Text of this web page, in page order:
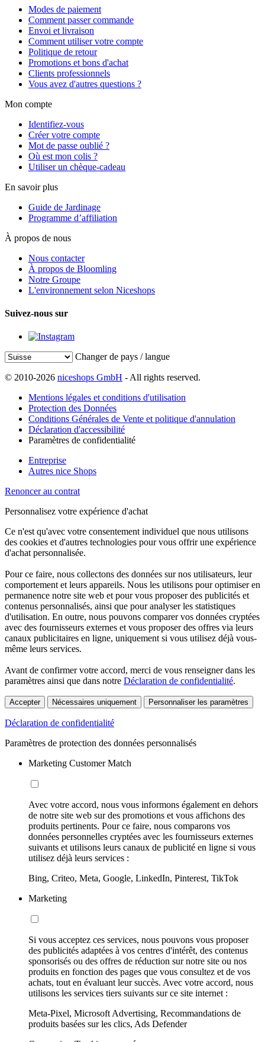
Modes de paiement
Comment passer commande
Envoi et livraison
Comment utiliser votre compte
Politique de retour
Promotions et bons d'achat
Clients professionnels
Vous avez d'autres questions ?
Mon compte
Identifiez-vous
Créer votre compte
Mot de passe oublié ?
Où est mon colis ?
Utiliser un chèque-cadeau
En savoir plus
Guide de Jardinage
Programme d’affiliation
À propos de nous
Nous contacter
À propos de Bloomling
Notre Groupe
L'environnement selon Niceshops
Suivez-nous sur
Changer de pays / langue
© 2010-2026 niceshops GmbH - All rights reserved.
Mentions légales et conditions d'utilisation
Protection des Données
Conditions Générales de Vente et politique d'annulation
Déclaration d'accessibilité
Paramètres de confidentialité
Entreprise
Autres nice Shops
Renoncer au contrat
Personnalisez votre expérience d'achat
Ce n'est qu'avec votre consentement individuel que nous utilisons
des cookies et d'autres technologies pour vous offrir une expérience
d'achat personnalisée.
Pour ce faire, nous collectons des données sur nos utilisateurs, leur
comportement et leurs appareils. Nous les utilisons pour optimiser en
permanence notre site web et pour vous proposer des publicités et
contenus personnalisés, ainsi que pour analyser les statistiques
d'utilisation. En outre, nous pouvons comparer vos données cryptées
avec des fournisseurs externes et vous proposer des offres via leurs
canaux publicitaires en ligne, uniquement si vous utilisez déjà vous-
même leurs services.
Avant de confirmer votre accord, merci de vous renseigner dans les
paramètres ainsi que dans notre Déclaration de confidentialité.
Accepter Nécessaires uniquement Personnaliser les paramètres
Déclaration de confidentialité
Paramètres de protection des données personnalisés
Marketing Customer Match
Avec votre accord, nous vous informons également en dehors
de notre site web sur des promotions et vous affichons des
produits pertinents. Pour ce faire, nous comparons vos
données personnelles cryptées avec les fournisseurs externes
suivants et utilisons leurs canaux de publicité en ligne si vous
utilisez déjà leurs services :
Bing, Criteo, Meta, Google, LinkedIn, Pinterest, TikTok
Marketing
Si vous acceptez ces services, nous pouvons vous proposer
des publicités adaptées à vos centres d'intérêt, des contenus
sponsorisés ou des offres de réduction sur notre site ou nos
produits en fonction des pages que vous consultez et de vos
achats, tout en évaluant leur succès. Avec votre accord, nous
utilisons les services tiers suivants sur ce site internet :
Meta-Pixel, Microsoft Advertising, Recommandations de
produits basées sur les clics, Ads Defender